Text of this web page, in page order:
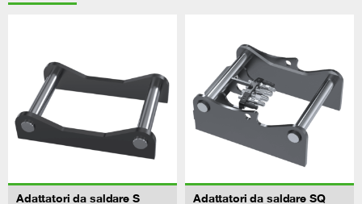
Adattatori da saldare S Adattatori da saldare SQ